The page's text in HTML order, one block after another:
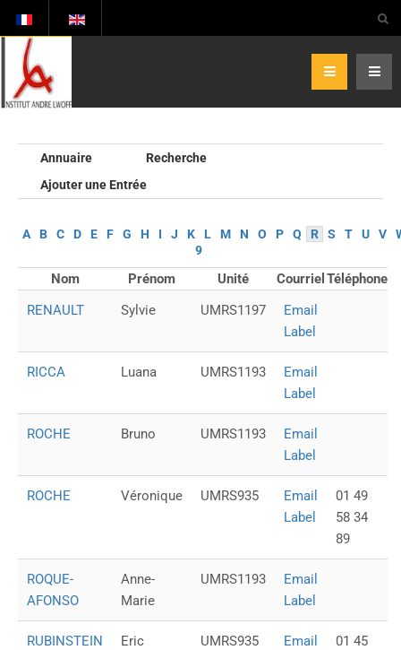
Annuaire
Recherche
Ajouter une Entrée
A B C D E F G H I J K L M N O P Q R S T U V
9
Nom Prénom Unité Courriel Téléphone
RENAULT
Sylvie UMRS1197
Email
Label
RICCA Luana UMRS1193
Email
Label
ROCHE Bruno UMRS1193
Email
Label
ROCHE Véronique UMRS935
Email
Label
01 49
58 34
89
ROQUE-
AFONSO
Anne-
Marie
UMRS1193
Email
Label
RUBINSTEIN Eric UMRS935
Email
01 45